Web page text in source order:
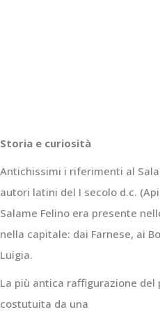
Storia e curiosità
Antichissimi i riferimenti al
autori latini del I secolo d.c.
Salame Felino era presente
nella capitale: dai Farnese, ai
Luigia.
La più antica raffigurazione
costutuita da una